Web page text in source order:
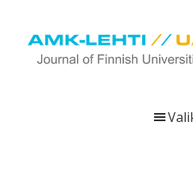
Hyppää
pääsisältöön
Hyppää
ensisijaiseen
Hyppää
alatunnisteeseen